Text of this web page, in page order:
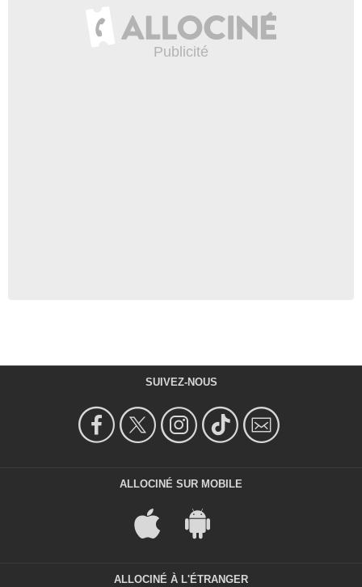
SUIVEZ-NOUS
ALLOCINÉ SUR MOBILE
ALLOCINÉ À L'ÉTRANGER